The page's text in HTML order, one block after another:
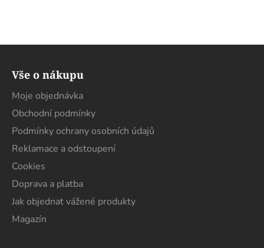
Vše o nákupu
Moje objednávka
Obchodní podmínky
Podmínky ochrany osobních údajů
Reklamace a odstoupení
Cookies
Doprava a platba
Jak objednat vážené produkty
Magazín